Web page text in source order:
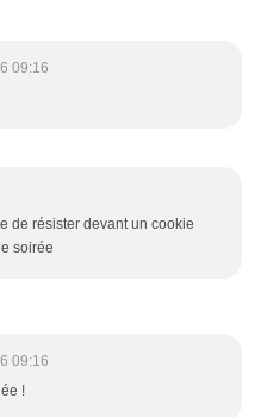
09:16
de résister devant un cookie
soirée
09:16
!